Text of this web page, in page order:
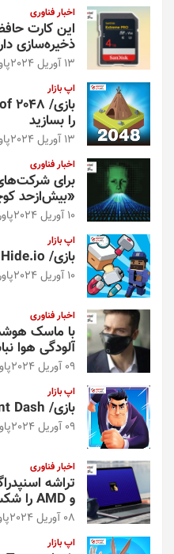
اخبار فناوری
ذخیره‌سازی
13 آوریل 2024
اپ بازار
را بسازید
13 آوریل 2024
اخبار فناوری
برای
«بیش‌از‌حد
10 آوریل 2024
اپ بازار
بازی/ Hide.io؛ از چشم بقیه پنهان شوید
10 آوریل 2024
اخبار فناوری
با ماسک
آلودگی هوا
09 آوریل 2024
اپ بازار
بازی/ Agent Dash؛ سکه‌ها را جمع کنید
09 آوریل 2024
اخبار فناوری
و AMD را شکست داد
08 آوریل 2024
اپ بازار